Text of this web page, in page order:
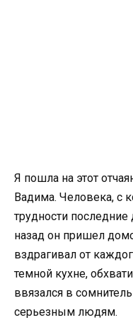
Я пошла на этот
Вадима. Человека, с
трудности
назад он пришел
вздрагивал от
темной кухне,
ввязался в
серьезным людям.